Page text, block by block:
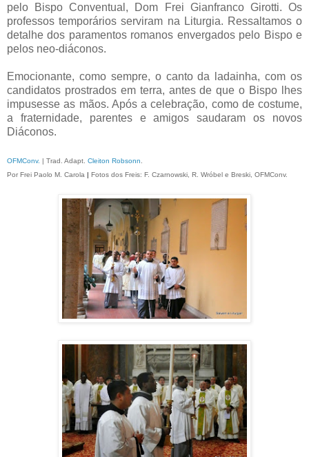
pelo Bispo Conventual, Dom Frei Gianfranco Girotti. Os
professos temporários serviram na Liturgia. Ressaltamos o
detalhe dos paramentos romanos envergados pelo Bispo e
pelos neo-diáconos.
Emocionante, como sempre, o canto da ladainha, com os
candidatos prostrados em terra, antes de que o Bispo lhes
impusesse as mãos. Após a celebração, como de costume,
a fraternidade, parentes e amigos saudaram os novos
Diáconos.
OFMConv. | Trad. Adapt. Cleiton Robsonn
Por Frei Paolo M. Carola | Fotos dos Freis: F. Czarnowski, R. Wróbel e Breski, OFMConv.